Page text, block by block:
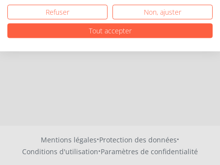
Mentions légales·Protection des données·
Conditions d'utilisation·Paramètres de confidentialité
Refuser
Non, ajuster
Tout accepter